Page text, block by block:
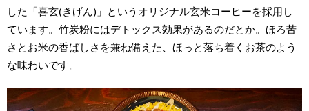
した「喜玄(きげん)」というオリジナル玄米コーヒーを採用し
ています。竹炭粉にはデトックス効果があるのだとか。ほろ苦
さとお米の香ばしさを兼ね備えた、ほっと落ち着くお茶のよう
な味わいです。